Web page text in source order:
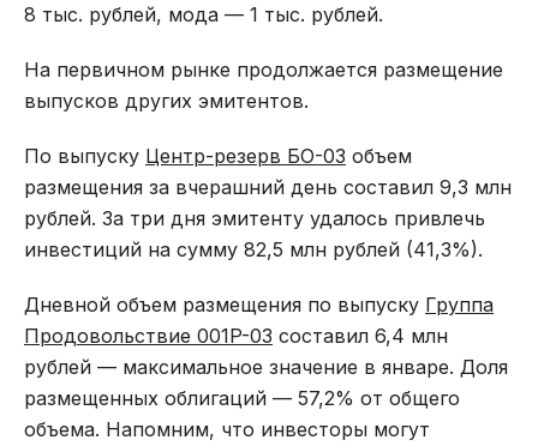
8 тыс. рублей, мода — 1 тыс. рублей.
На первичном рынке продолжается размещение
выпусков других эмитентов.
По выпуску Центр-резерв БО-03 объем
размещения за вчерашний день составил 9,3 млн
рублей. За три дня эмитенту удалось привлечь
инвестиций на сумму 82,5 млн рублей (41,3%).
Дневной объем размещения по выпуску Группа
Продовольствие 001P-03 составил 6,4 млн
рублей — максимальное значение в январе. Доля
размещенных облигаций — 57,2% от общего
объема. Напомним, что инвесторы могут